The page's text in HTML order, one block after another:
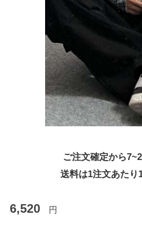
ご注文確定から
送料は1注文あたり
6,520 円